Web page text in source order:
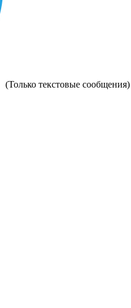
(Только текстовые сообщения)